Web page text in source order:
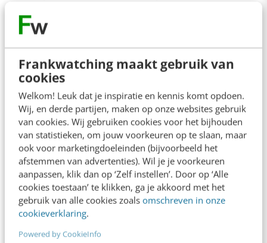
Frankwatching maakt gebruik van
cookies
Welkom! Leuk dat je inspiratie en kennis komt opdoen.
Wij, en derde partijen, maken op onze websites gebruik
van cookies. Wij gebruiken cookies voor het bijhouden
van statistieken, om jouw voorkeuren op te slaan, maar
ook voor marketingdoeleinden (bijvoorbeeld het
afstemmen van advertenties). Wil je je voorkeuren
aanpassen, klik dan op ‘Zelf instellen’. Door op ‘Alle
cookies toestaan’ te klikken, ga je akkoord met het
gebruik van alle cookies zoals omschreven in onze
cookieverklaring.
Powered by CookieInfo
Regelmatig.
medewerkers ook regelmatig andere tools
nodig. Bijvoorbeeld de planning, de
teamagenda of mappen en documenten.
Incidenteel.En er zijn systemen die
medewerkers slechts incidenteel nodig
hebben. Bijvoorbeeld hun
personeelsdossier, intern nieuws, of
organisatiecijfers.
Wat de startplek is voor het dagelijks werk,
verschilt dus van rol tot rol. Verpleegkundigen